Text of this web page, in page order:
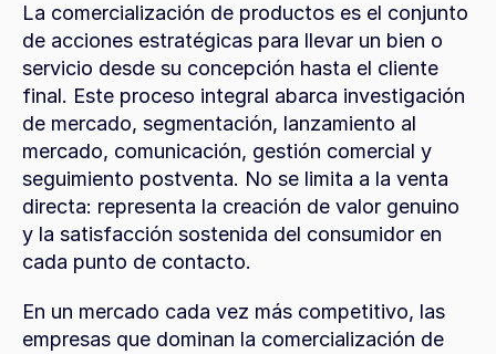
La comercialización de productos es el conjunto
de acciones estratégicas para llevar un bien o
servicio desde su concepción hasta el cliente
final. Este proceso integral abarca investigación
de mercado, segmentación, lanzamiento al
mercado, comunicación, gestión comercial y
seguimiento postventa. No se limita a la venta
directa: representa la creación de valor genuino
y la satisfacción sostenida del consumidor en
cada punto de contacto.
En un mercado cada vez más competitivo, las
empresas que dominan la comercialización de